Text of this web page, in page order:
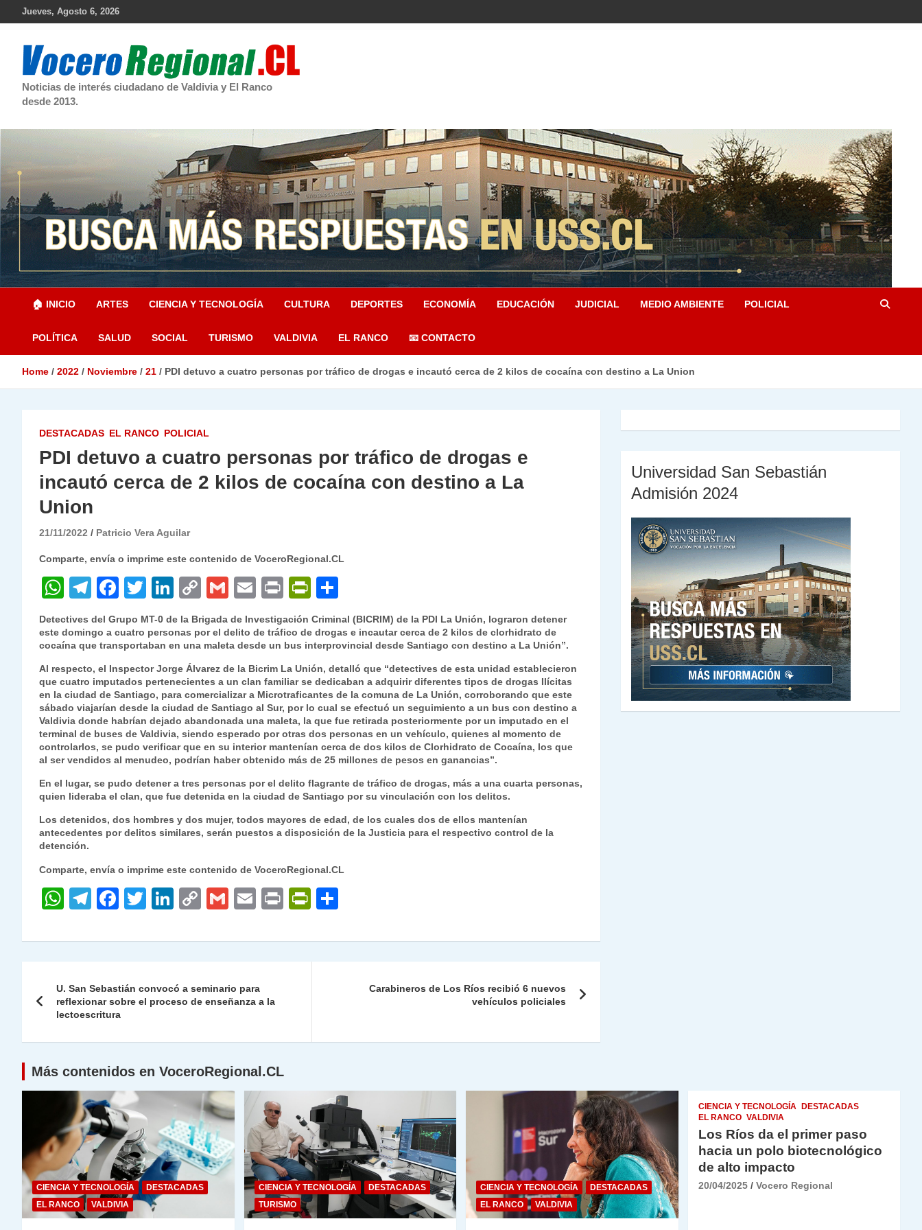
Jueves, Agosto 6, 2026
Noticias de interés ciudadano de Valdivia y El Ranco
desde 2013.
🏠 INICIO ARTES CIENCIA Y TECNOLOGÍA CULTURA DEPORTES ECONOMÍA EDUCACIÓN JUDICIAL MEDIO AMBIENTE POLICIAL
POLÍTICA SALUD SOCIAL TURISMO VALDIVIA EL RANCO 📧 CONTACTO
Home 2022 Noviembre 21 PDI detuvo a cuatro personas por tráfico de drogas e incautó cerca de 2 kilos de cocaína con destino a La Union
DESTACADAS EL RANCO POLICIAL
PDI detuvo a cuatro personas por tráfico de drogas e
incautó cerca de 2 kilos de cocaína con destino a La
Union
21/11/2022 Patricio Vera Aguilar
Comparte, envía o imprime este contenido de VoceroRegional.CL
W
h
at
s
A
p
p
T
el
e
gr
a
m
F
c
e
b
o
o
k
T
w
itt
er
Li
n
k
e
dI
n
C
o
p
y
Li
n
k
G
m
ai
l
E
m
ai
l
P
ri
nt
P
ri
nt
Fr
ie
n
dl
y
o
m
p
ar
tir
Detectives del Grupo MT-0 de la Brigada de Investigación Criminal (BICRIM) de la PDI La Unión, lograron detener
este domingo a cuatro personas por el delito de tráfico de drogas e incautar cerca de 2 kilos de clorhidrato de
cocaína que transportaban en una maleta desde un bus interprovincial desde Santiago con destino a La Unión”.
Al respecto, el Inspector Jorge Álvarez de la Bicrim La Unión, detalló que “detectives de esta unidad establecieron
que cuatro imputados pertenecientes a un clan familiar se dedicaban a adquirir diferentes tipos de drogas Ilícitas
en la ciudad de Santiago, para comercializar a Microtraficantes de la comuna de La Unión, corroborando que este
sábado viajarían desde la ciudad de Santiago al Sur, por lo cual se efectuó un seguimiento a un bus con destino a
Valdivia donde habrían dejado abandonada una maleta, la que fue retirada posteriormente por un imputado en el
terminal de buses de Valdivia, siendo esperado por otras dos personas en un vehículo, quienes al momento de
controlarlos, se pudo verificar que en su interior mantenían cerca de dos kilos de Clorhidrato de Cocaína, los que
al ser vendidos al menudeo, podrían haber obtenido más de 25 millones de pesos en ganancias”.
En el lugar, se pudo detener a tres personas por el delito flagrante de tráfico de drogas, más a una cuarta personas,
quien lideraba el clan, que fue detenida en la ciudad de Santiago por su vinculación con los delitos.
Los detenidos, dos hombres y dos mujer, todos mayores de edad, de los cuales dos de ellos mantenían
antecedentes por delitos similares, serán puestos a disposición de la Justicia para el respectivo control de la
detención.
Comparte, envía o imprime este contenido de VoceroRegional.CL
W
at
A
p
T
e
a
m
F
c
b
o
T
itt
Li
k
dI
n
C
p
Li
n
G
ai
E
ai
P
nt
P
nt m
de
U. San Sebastián convocó a seminario para
reflexionar sobre el proceso de enseñanza a la
lectoescritura
Carabineros de Los Ríos recibió 6 nuevos
vehículos policiales
Universidad San Sebastián
Admisión 2024
Más contenidos en VoceroRegional.CL
CIENCIA Y TECNOLOGÍA
DESTACADAS
EL RANCO
VALDIVIA
CIENCIA Y TECNOLOGÍA
DESTACADAS
TURISMO
CIENCIA Y TECNOLOGÍA
DESTACADAS
EL RANCO
VALDIVIA
CIENCIA Y TECNOLOGÍA
DESTACADAS
EL RANCO VALDIVIA
Los Ríos da el primer paso
hacia un polo biotecnológico
de alto impacto
20/04/2025 Vocero Regional